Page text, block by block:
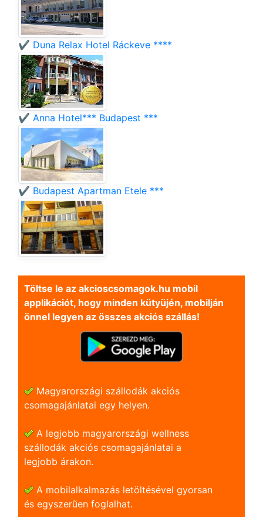
✔️ Duna Relax Hotel Ráckeve ****
✔️ Anna Hotel*** Budapest ***
✔️ Budapest Apartman Etele ***
Töltse le az akcioscsomagok.hu mobil
applikációt, hogy minden kütyüjén, mobilján
önnel legyen az összes akciós szállás!
Magyarországi szállodák akciós
csomagajánlatai egy helyen.
A legjobb magyarországi wellness
szállodák akciós csomagajánlatai a
legjobb árakon.
A mobilalkalmazás letöltésével gyorsan
és egyszerũen foglalhat.